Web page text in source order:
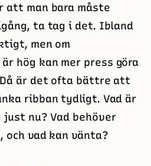
att man bara måste
ta tag i det. Ibland
men om
hög kan mer press göra
är det ofta bättre att
ribban tydligt. Vad är
nu? Vad behöver
vad kan vänta?